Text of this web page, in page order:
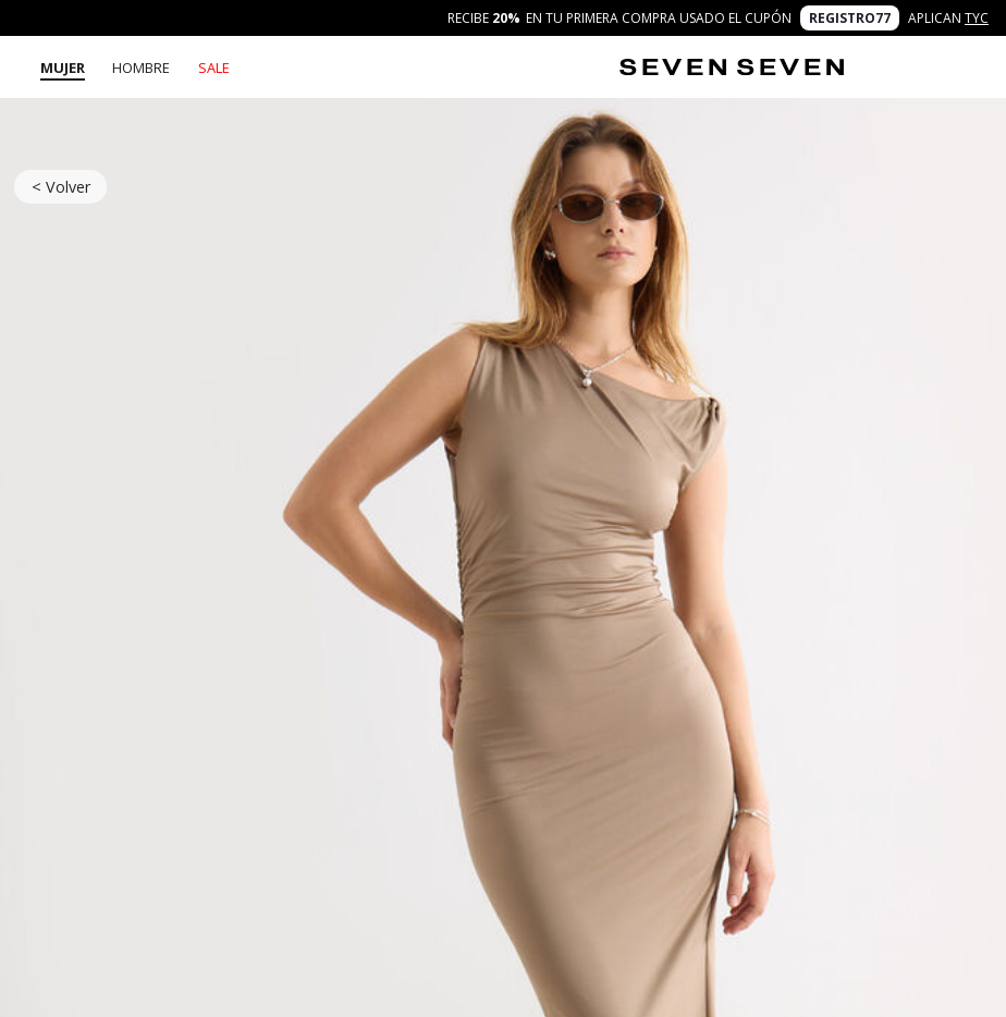
RECIBE 20% EN TU PRIMERA COMPRA USADO EL CUPÓN REGISTRO77 APLICAN TYC
MUJER HOMBRE SALE
< Volver